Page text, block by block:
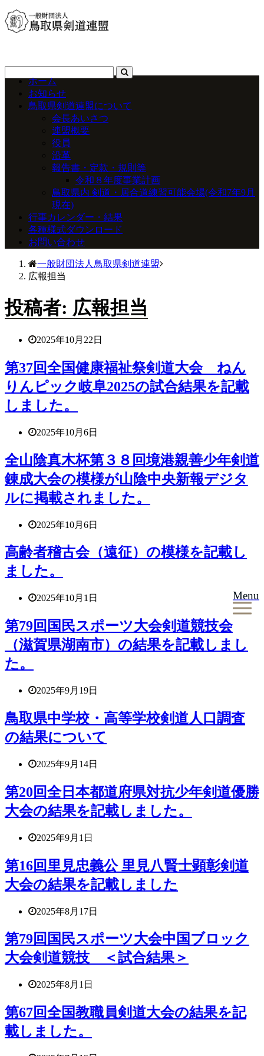
Menu
ホーム
お知らせ
鳥取県剣道連盟について
会長あいさつ
連盟概要
役員
沿革
報告書・定款・規則等
令和８年度事業計画
鳥取県内 剣道・居合道練習可能会場(令和7年9月
現在)
行事カレンダー・結果
各種様式ダウンロード
お問い合わせ
一般財団法人鳥取県剣道連盟
広報担当
投稿者: 広報担当
2025年10月22日
第37回全国健康福祉祭剣道大会 ねん
りんピック岐阜2025の試合結果を記載
しました。
2025年10月6日
全山陰真木杯第３８回境港親善少年剣道
錬成大会の模様が山陰中央新報デジタ
ルに掲載されました。
2025年10月6日
高齢者稽古会（遠征）の模様を記載し
ました。
2025年10月1日
第79回国民スポーツ大会剣道競技会
（滋賀県湖南市）の結果を記載しまし
た。
2025年9月19日
鳥取県中学校・高等学校剣道人口調査
の結果について
2025年9月14日
第20回全日本都道府県対抗少年剣道優勝
大会の結果を記載しました。
2025年9月1日
第16回里見忠義公 里見八賢士顕彰剣道
大会の結果を記載しました
2025年8月17日
第79回国民スポーツ大会中国ブロック
大会剣道競技 ＜試合結果＞
2025年8月1日
第67回全国教職員剣道大会の結果を記
載しました。